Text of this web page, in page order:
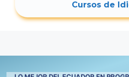
Cursos de